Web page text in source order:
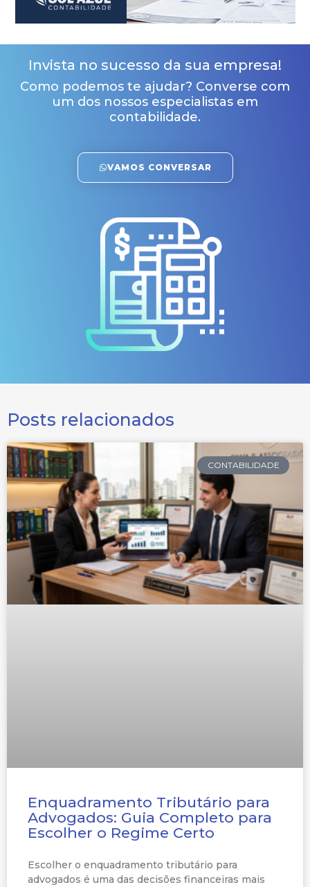
Invista no sucesso da sua empresa!
Como podemos te ajudar? Converse com
um dos nossos especialistas em
contabilidade.
VAMOS CONVERSAR
Posts relacionados
CONTABILIDADE
Enquadramento Tributário para
Advogados: Guia Completo para
Escolher o Regime Certo
Escolher o enquadramento tributário para
advogados é uma das decisões financeiras mais